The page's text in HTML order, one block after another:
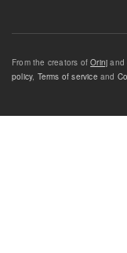
From the creators ofOrinj and
policy, Terms of service and